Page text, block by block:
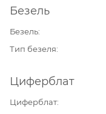
Безель
Безель
Тип безеля
Циферблат
Циферблат